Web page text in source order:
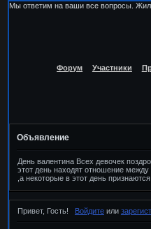
Мы ответим на ваши все вопросы.
Форум Участники
Объявление
День валентина Всех девочек
этот день находят отношение
,а некоторые в этот день
Привет, Гость! Войдитеили